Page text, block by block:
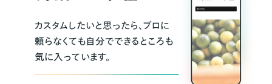
カスタムしたいと思ったら、プロに
頼らなくても自分でできるところも
気に入っています。